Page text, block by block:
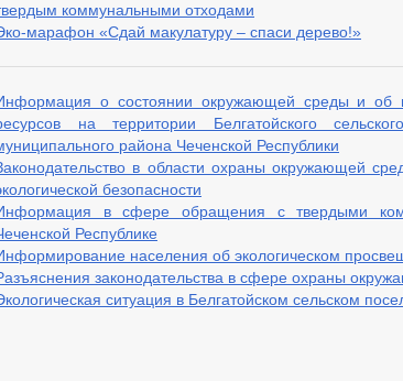
коммунальными отходами
марафон «Сдай макулатуру – спаси дерево!»
о состоянии окружающей среды и об
на территории Белгатойского
района Чеченской Республики
в области охраны окружающей
безопасности
в сфере обращения с твердыми
Республике
населения об экологическом
законодательства в сфере охраны
ситуация в Белгатойском сельском